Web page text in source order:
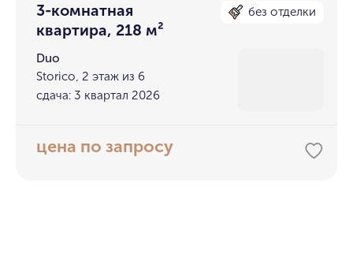
3-комнатная
квартира, 218 м²
без отделки
Duo
Storico, 2 этаж из 6
сдача: 3 квартал 2026
цена по запросу